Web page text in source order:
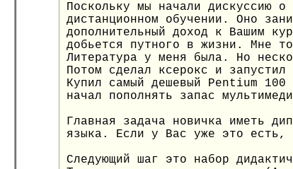
Поскольку мы начали дискуссию
дистанционном обучении. Оно
дополнительный доход к Вашим
добьется путного в жизни. Мне
Литература у меня была. Но
Потом сделал ксерокс и
Купил самый дешевый Pentium
начал пополнять запас
Главная задача новичка иметь
языка. Если у Вас уже это есть,
Следующий шаг это набор